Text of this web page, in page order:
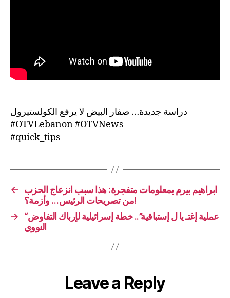
دراسة جديدة… صفار البيض لا يرفع الكولستيرول
#OTVLebanon #OTVNews
#quick_tips
←
ابراهيم بيرم بمعلومات متفجرة: هذا سبب انزعاج الحزب
من تصريحات الرئيس… وأزمة؟!
→
“عملية إغتـ يا ل إستباقية”.. خطة إسرائيلية لإرباك التفاوض
النووي
Leave a Reply